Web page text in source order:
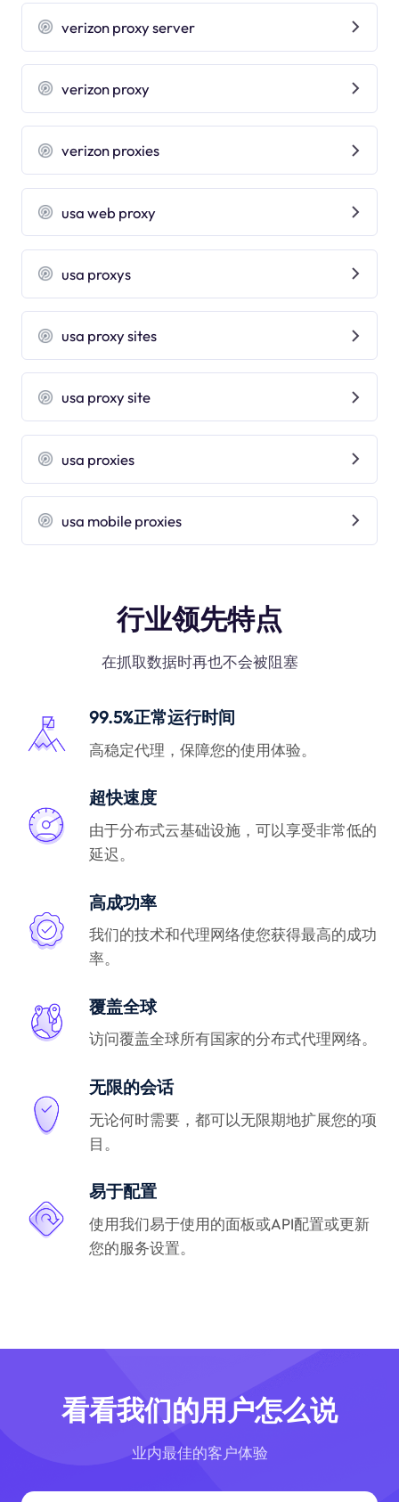
verizon proxy server
verizon proxy
verizon proxies
usa web proxy
usa proxys
usa proxy sites
usa proxy site
usa proxies
usa mobile proxies
行业领先特点
在抓取数据时再也不会被阻塞
99.5%正常运行时间
高稳定代理，保障您的使用体验。
超快速度
由于分布式云基础设施，可以享受非常低的
延迟。
高成功率
我们的技术和代理网络使您获得最高的成功
率。
覆盖全球
访问覆盖全球所有国家的分布式代理网络。
无限的会话
无论何时需要，都可以无限期地扩展您的项
目。
易于配置
使用我们易于使用的面板或API配置或更新
您的服务设置。
看看我们的用户怎么说
业内最佳的客户体验